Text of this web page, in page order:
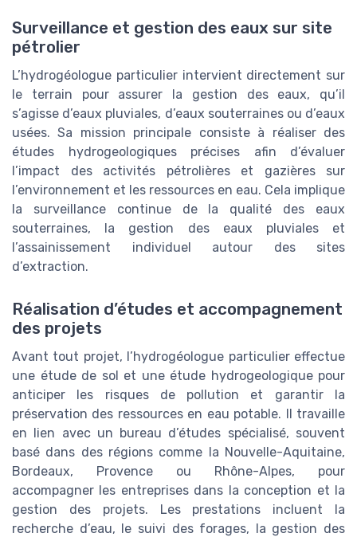
Surveillance et gestion des eaux sur site
pétrolier
L’hydrogéologue particulier intervient directement sur
le terrain pour assurer la gestion des eaux, qu’il
s’agisse d’eaux pluviales, d’eaux souterraines ou d’eaux
usées. Sa mission principale consiste à réaliser des
études hydrogeologiques précises afin d’évaluer
l’impact des activités pétrolières et gazières sur
l’environnement et les ressources en eau. Cela implique
la surveillance continue de la qualité des eaux
souterraines, la gestion des eaux pluviales et
l’assainissement individuel autour des sites
d’extraction.
Réalisation d’études et accompagnement
des projets
Avant tout projet, l’hydrogéologue particulier effectue
une étude de sol et une étude hydrogeologique pour
anticiper les risques de pollution et garantir la
préservation des ressources en eau potable. Il travaille
en lien avec un bureau d’études spécialisé, souvent
basé dans des régions comme la Nouvelle-Aquitaine,
Bordeaux, Provence ou Rhône-Alpes, pour
accompagner les entreprises dans la conception et la
gestion des projets. Les prestations incluent la
recherche d’eau, le suivi des forages, la gestion des